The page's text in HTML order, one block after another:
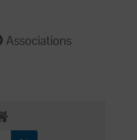
Associations